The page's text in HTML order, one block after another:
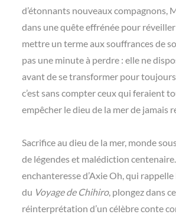
d’étonnants nouveaux compagnons,
dans une quête effrénée pour
mettre un terme aux souffrances de
pas une minute à perdre : elle ne
avant de se transformer pour
c’est sans compter ceux qui feraient
empêcher le dieu de la mer de jamais
Sacrifice au dieu de la mer, monde
de légendes et malédiction
enchanteresse d’Axie Oh, qui
du Voyage de Chihiro, plongez dans
réinterprétation d’un célèbre conte